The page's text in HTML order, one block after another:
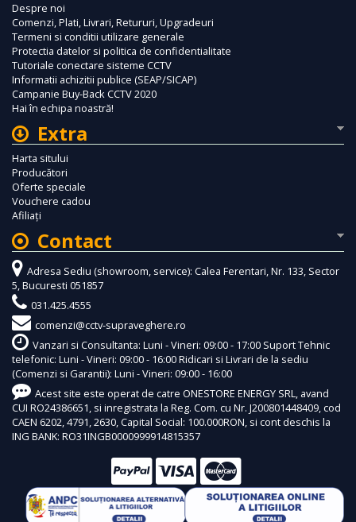
Despre noi
Comenzi, Plati, Livrari, Retururi, Upgradeuri
Termeni si conditii utilizare generale
Protectia datelor si politica de confidentialitate
Tutoriale conectare sisteme CCTV
Informatii achizitii publice (SEAP/SICAP)
Campanie Buy-Back CCTV 2020
Hai în echipa noastră!
Extra
Harta sitului
Producători
Oferte speciale
Vouchere cadou
Afiliaţi
Contact
Adresa Sediu (showroom, service): Calea Ferentari, Nr. 133, Sector
5, Bucuresti 051857
031.425.4555
comenzi@cctv-supraveghere.ro
Vanzari si Consultanta: Luni - Vineri: 09:00 - 17:00 Suport Tehnic
telefonic: Luni - Vineri: 09:00 - 16:00 Ridicari si Livrari de la sediu
(Comenzi si Garantii): Luni - Vineri: 09:00 - 16:00
Acest site este operat de catre ONESTORE ENERGY SRL, avand
CUI RO24386651, si inregistrata la Reg. Com. cu Nr. J200801448409, cod
CAEN 6202, 4791, 2630, Capital Social: 100.000RON, si cont deschis la
ING BANK: RO31INGB0000999914815357